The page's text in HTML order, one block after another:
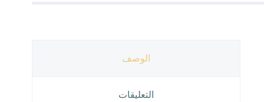
الوصف
التعليقات